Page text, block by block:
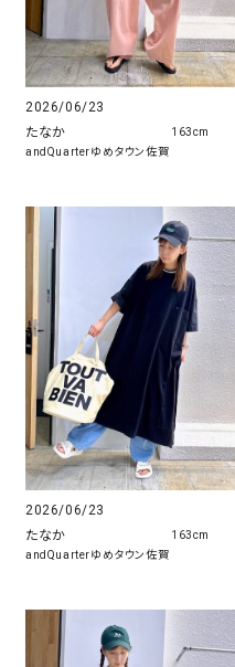
2026/06/23
たなか
andQuarterゆめタウン佐賀
163cm
2026/06/23
たなか
andQuarterゆめタウン佐賀
163cm